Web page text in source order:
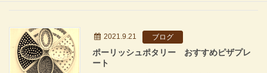
2021.9.21 ブログ
ポーリッシュポタリー おすすめピザプレ
ート